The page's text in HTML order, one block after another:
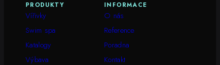
PRODUKTY
Vířivky
Swim spa
Katalogy
Výbava
INFORMACE
O nás
Reference
Poradna
Kontakt